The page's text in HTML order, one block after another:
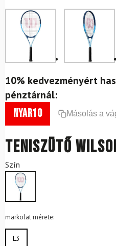
10% kedvezményért
pénztárnál:
nyar10 Másolás a
Teniszütő
Szín
markolat mérete:
L3